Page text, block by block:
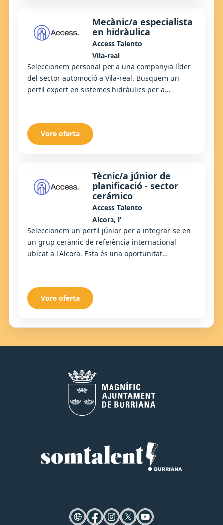
Mecànic/a especialista
en hidràulica
Access Talento
Vila-real
Seleccionem personal per a una companyia líder
del sector automoció a Vila-real. Busquem un
perfil expert en sistemes hidràulics per a
Vore oferta
Tècnic/a júnior de
planificació - sector
cerámico
Access Talento
Alcora, l'
Seleccionem un perfil júnior per a integrar-se en
un grup ceràmic de referència internacional
ubicat a l'Alcora. Esta és una oportunitat
Vore oferta